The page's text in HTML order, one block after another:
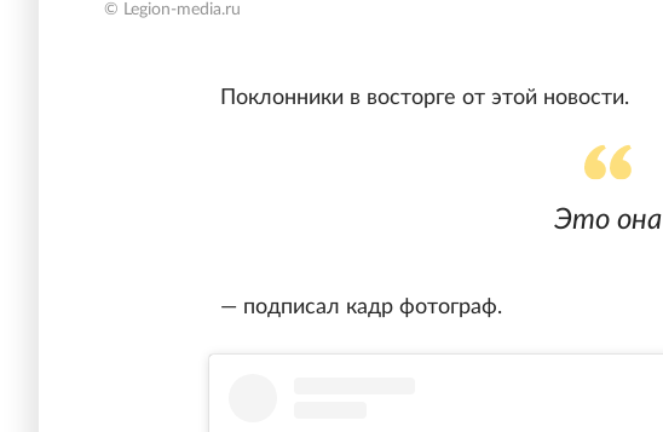
© Legion-media.ru
Поклонники в восторге от этой новости.
Это она
— подписал кадр фотограф.